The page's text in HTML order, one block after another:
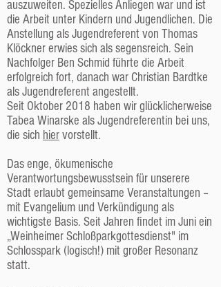
auszuweiten. Spezielles Anliegen war und ist
die Arbeit unter Kindern und Jugendlichen. Die
Anstellung als Jugendreferent von Thomas
Klöckner erwies sich als segensreich. Sein
Nachfolger Ben Schmid führte die Arbeit
erfolgreich fort, danach war Christian Bardtke
als Jugendreferent angestellt.
Seit Oktober 2018 haben wir glücklicherweise
Tabea Winarske als Jugendreferentin bei uns,
die sich hiervorstellt.
Das enge, ökumenische
Verantwortungsbewusstsein für unserere
Stadt erlaubt gemeinsame Veranstaltungen –
mit Evangelium und Verkündigung als
wichtigste Basis. Seit Jahren findet im Juni ein
„Weinheimer Schloßparkgottesdienst" im
Schlosspark (logisch!) mit großer Resonanz
statt.